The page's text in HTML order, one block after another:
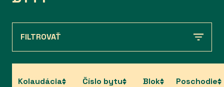
FILTROVAŤ
Kolaudácia Číslo bytu Blok Poschodie